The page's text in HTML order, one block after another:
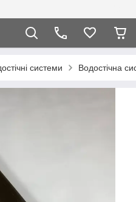
системи Водостічна